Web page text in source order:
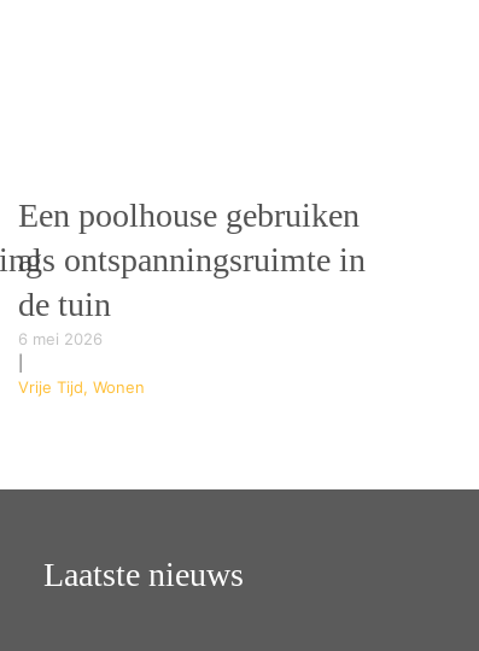
Een poolhouse gebruiken
als ontspanningsruimte in
de tuin
6 mei 2026
Vrije Tijd, Wonen
Laatste nieuws